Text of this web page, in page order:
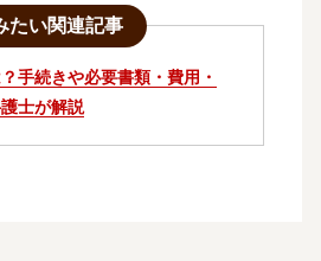
たい関連記事
手続きや必要書類・費用・
士が解説